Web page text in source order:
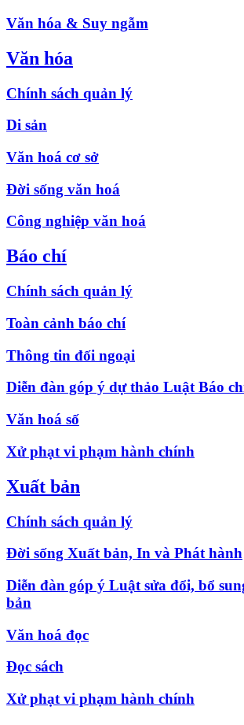
Văn hóa & Suy ngẫm
Văn hóa
Chính sách quản lý
Di sản
Văn hoá cơ sở
Đời sống văn hoá
Công nghiệp văn hoá
Báo chí
Chính sách quản lý
Toàn cảnh báo chí
Thông tin đối ngoại
Diễn đàn góp ý dự thảo Luật Báo
Văn hoá số
Xử phạt vi phạm hành chính
Xuất bản
Chính sách quản lý
Đời sống Xuất bản, In và Phát hành
Diễn đàn góp ý Luật sửa đổi, bổ
bản
Văn hoá đọc
Đọc sách
Xử phạt vi phạm hành chính